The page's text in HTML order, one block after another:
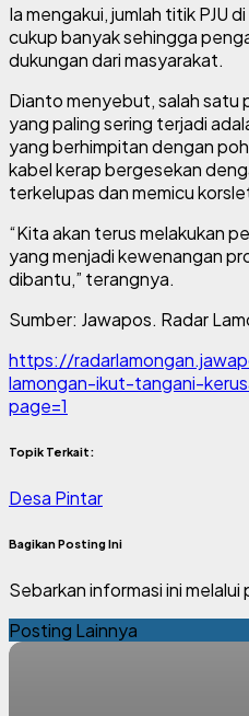
Ia mengakui, jumlah titik PJU
cukup banyak sehingga
dukungan dari masyarakat.
Dianto menyebut, salah satu
yang paling sering terjadi
yang berhimpitan dengan
kabel kerap bergesekan
terkelupas dan memicu
“Kita akan terus melakukan
yang menjadi kewenangan
dibantu,” terangnya.
Sumber: Jawapos. Radar
https://
lamongan-ikut-tangani-
page=1
Topik Terkait:
Desa Pintar
Bagikan Posting Ini
Sebarkan informasi ini melalui
Posting Lainnya